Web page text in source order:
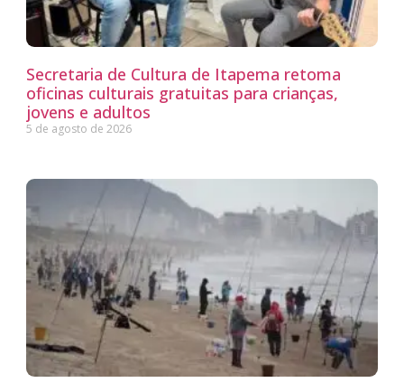
Secretaria de Cultura de Itapema retoma
oficinas culturais gratuitas para crianças,
jovens e adultos
5 de agosto de 2026